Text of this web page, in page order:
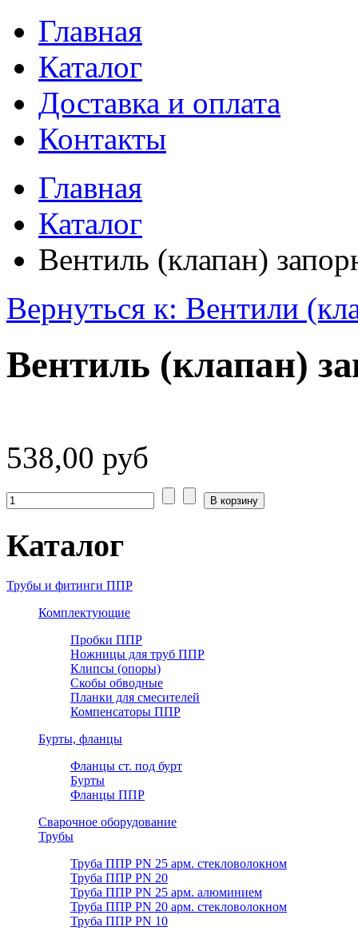
Главная
Каталог
Доставка и оплата
Контакты
Главная
Каталог
Вентиль (клапан)
Вернуться к: Вентили
Вентиль (клапан)
538,00 руб
Каталог
Трубы и фитинги ППР
Комплектующие
Пробки ППР
Ножницы для труб ППР
Клипсы (опоры)
Скобы обводные
Планки для смесителей
Компенсаторы ППР
Бурты, фланцы
Фланцы ст. под бурт
Бурты
Фланцы ППР
Сварочное оборудование
Трубы
Труба ППР PN 25 арм. стекловолокном
Труба ППР PN 20
Труба ППР PN 25 арм. алюминием
Труба ППР PN 20 арм. стекловолокном
Труба ППР PN 10